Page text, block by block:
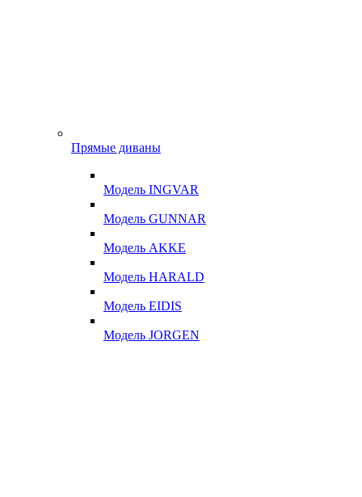
Прямые диваны
Модель INGVAR
Модель GUNNAR
Модель AKKE
Модель HARALD
Модель EIDIS
Модель JORGEN